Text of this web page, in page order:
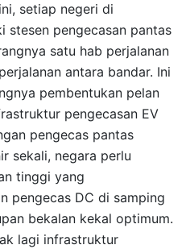
setiap negeri di
stesen pengecasan pantas
satu hab perjalanan
antara bandar. Ini
pembentukan pelan
pengecasan EV
pengecas pantas
sekali, negara perlu
tinggi yang
pengecas DC di samping
bekalan kekal optimum.
lagi infrastruktur